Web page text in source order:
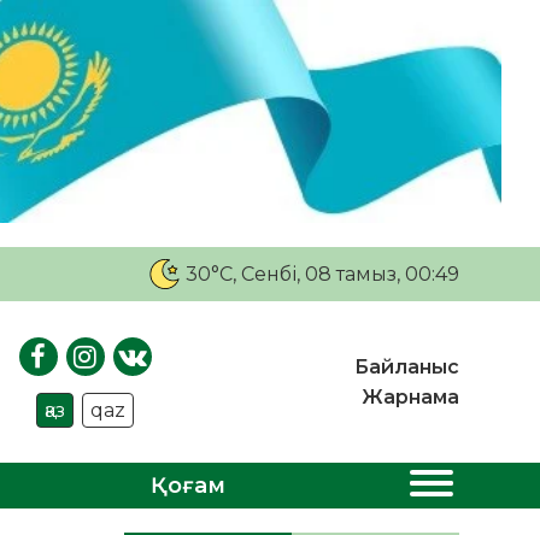
30°C, Сенбі, 08 тамыз, 00:49
қаз qaz
Байланыс
Жарнама
Қоғам